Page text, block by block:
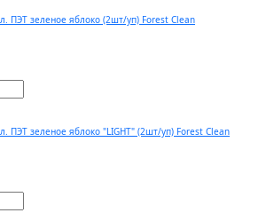
ПЭТ зеленое яблоко (2шт/уп) Forest Clean
ПЭТ зеленое яблоко "LIGHT" (2шт/уп) Forest Clean